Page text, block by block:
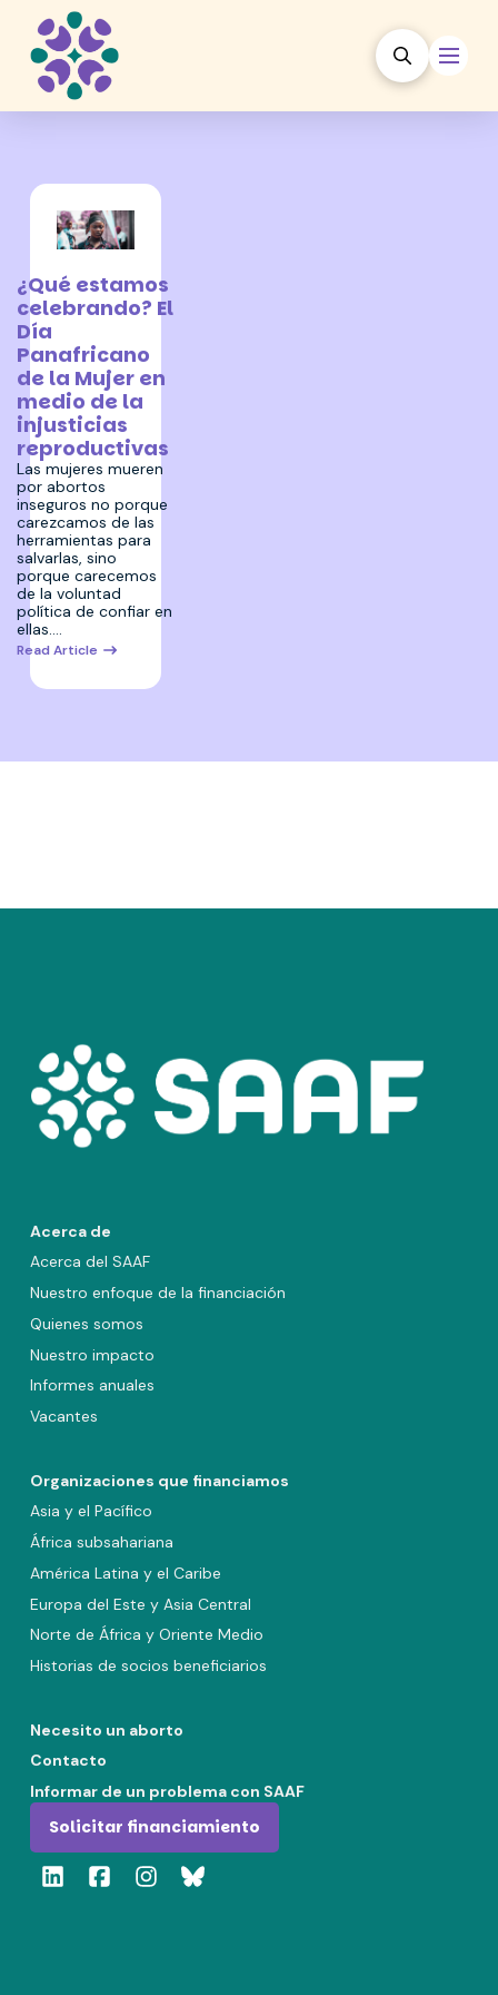
¿Qué estamos
celebrando? El
Día
Panafricano
de la Mujer en
medio de la
injusticias
reproductivas
Las mujeres mueren
por abortos
inseguros no porque
carezcamos de las
herramientas para
salvarlas, sino
porque carecemos
de la voluntad
política de confiar en
ellas.…
Read Article
Acerca de
Acerca del SAAF
Nuestro enfoque de la financiación
Quienes somos
Nuestro impacto
Informes anuales
Vacantes
Organizaciones que financiamos
Asia y el Pacífico
África subsahariana
América Latina y el Caribe
Europa del Este y Asia Central
Norte de África y Oriente Medio
Historias de socios beneficiarios
Necesito un aborto
Contacto
Informar de un problema con SAAF
Solicitar financiamiento